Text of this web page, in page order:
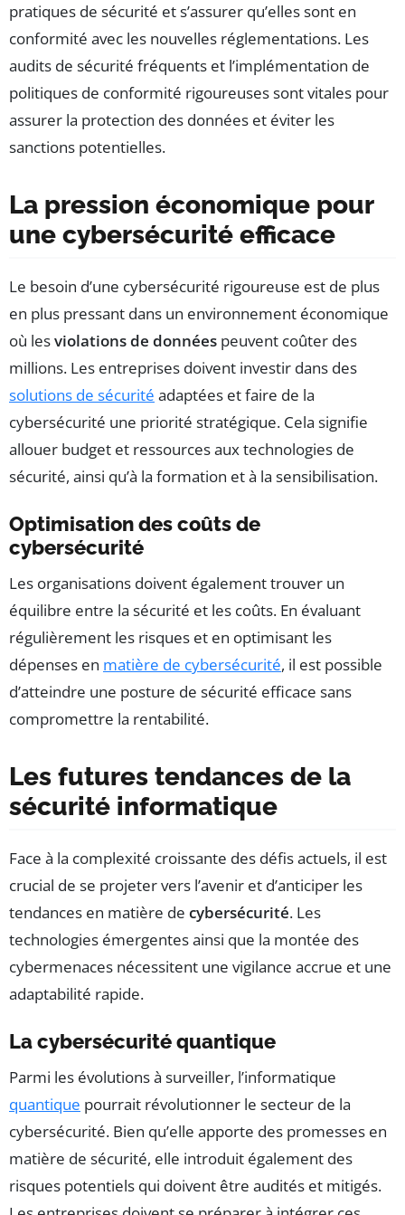
pratiques de sécurité et s’assurer qu’elles sont en
conformité avec les nouvelles réglementations. Les
audits de sécurité fréquents et l’implémentation de
politiques de conformité rigoureuses sont vitales pour
assurer la protection des données et éviter les
sanctions potentielles.
La pression économique pour
une cybersécurité efficace
Le besoin d’une cybersécurité rigoureuse est de plus
en plus pressant dans un environnement économique
où lesviolations de données peuvent coûter des
millions. Les entreprises doivent investir dans des
solutions de sécurité adaptées et faire de la
cybersécurité une priorité stratégique. Cela signifie
allouer budget et ressources aux technologies de
sécurité, ainsi qu’à la formation et à la sensibilisation.
Optimisation des coûts de
cybersécurité
Les organisations doivent également trouver un
équilibre entre la sécurité et les coûts. En évaluant
régulièrement les risques et en optimisant les
dépenses en matière de cybersécurité, il est possible
d’atteindre une posture de sécurité efficace sans
compromettre la rentabilité.
Les futures tendances de la
sécurité informatique
Face à la complexité croissante des défis actuels, il est
crucial de se projeter vers l’avenir et d’anticiper les
tendances en matière de cybersécurité. Les
technologies émergentes ainsi que la montée des
cybermenaces nécessitent une vigilance accrue et une
adaptabilité rapide.
La cybersécurité quantique
Parmi les évolutions à surveiller, l’informatique
quantique pourrait révolutionner le secteur de la
cybersécurité. Bien qu’elle apporte des promesses en
matière de sécurité, elle introduit également des
risques potentiels qui doivent être audités et mitigés.